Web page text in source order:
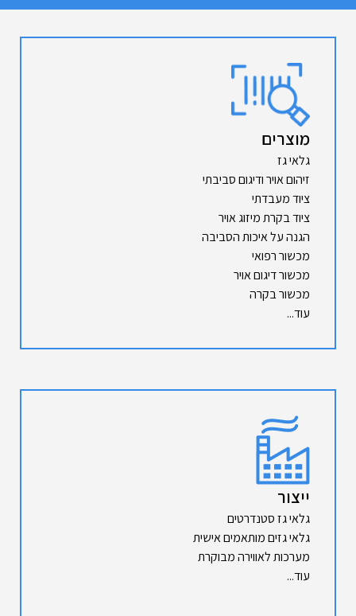
מוצרים
גלאי גז
זיהום אויר ודיגום סביבתי
ציוד מעבדתי
ציוד בקרת מיזוג אויר
הגנה על איכות הסביבה
מכשור רפואי
מכשור דיגום אויר
מכשור בקרה
עוד...
ייצור
גלאי גז סטנדרטים
גלאי גזים מותאמים אישית
מערכות לאווירה מבוקרת
עוד...